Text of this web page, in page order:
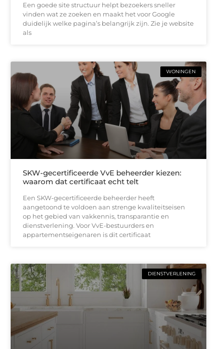
Een goede site structuur helpt bezoekers sneller
vinden wat ze zoeken en maakt het voor Google
duidelijk welke pagina’s belangrijk zijn. Zie je website
als
WONINGEN
SKW-gecertificeerde VvE beheerder kiezen:
waarom dat certificaat echt telt
Een SKW-gecertificeerde beheerder heeft
aangetoond te voldoen aan strenge kwaliteitseisen
op het gebied van vakkennis, transparantie en
dienstverlening. Voor VvE-bestuurders en
appartementseigenaren is dit certificaat
DIENSTVERLENING